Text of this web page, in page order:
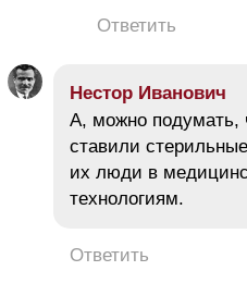
Ответить
Нестор Иванович
А, можно подумать,
ставили
их люди в
технологиям.
Ответить